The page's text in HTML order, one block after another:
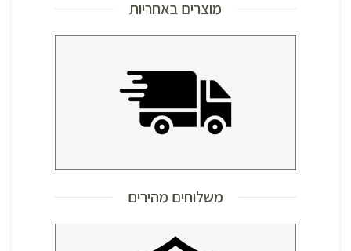
מוצרים באחריות
משלוחים מהירים